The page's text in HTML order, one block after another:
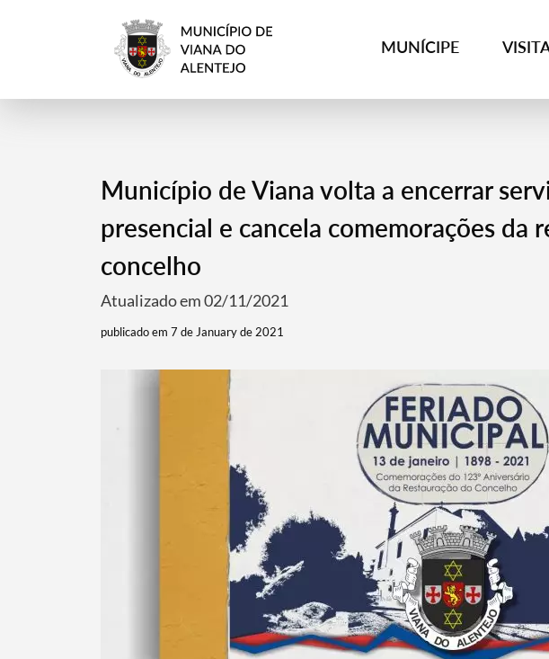
MUNÍCIPE
Município de Viana volta a encerrar
presencial e cancela comemorações da
concelho
Atualizado em 02/11/2021
publicado em 7 de January de 2021